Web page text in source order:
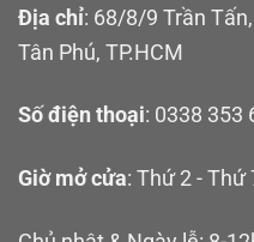
Địa chỉ: 68/8/9 Trần
Tân Phú, TP.HCM
Số điện thoại: 0338 353
Giờ mở cửa: Thứ 2 - Thứ